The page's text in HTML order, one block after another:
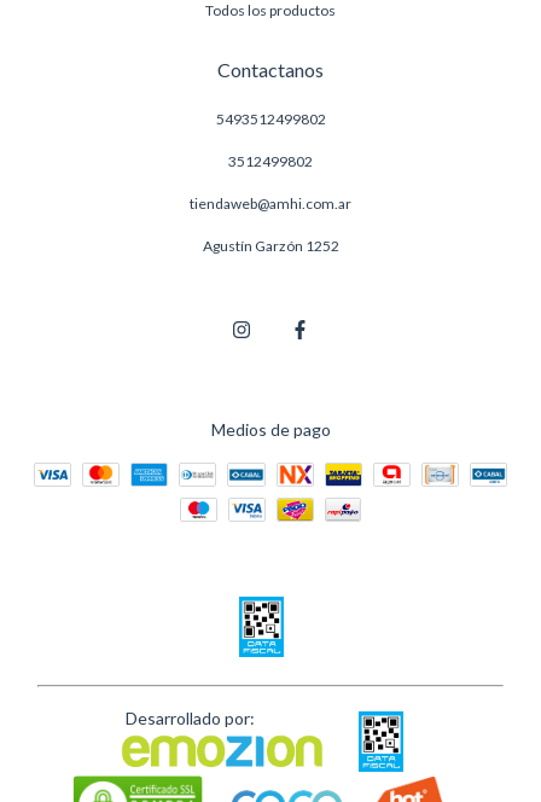
Todos los productos
Contactanos
5493512499802
3512499802
tiendaweb@amhi.com.ar
Agustín Garzón 1252
Medios de pago
Desarrollado por: